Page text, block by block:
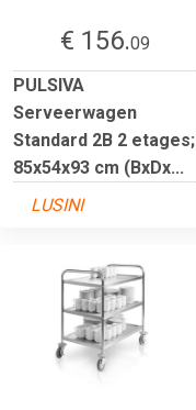
€ 156.09
PULSIVA
Serveerwagen
Standard 2B 2 etages;
85x54x93 cm (BxDx...
LUSINI